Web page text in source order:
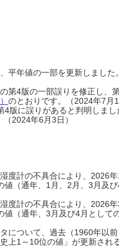
平年値の一部を更新しました
第4版の一部誤りを修正し
のとおりです。（2024年7月
版に誤りがあると判明しま
2024年6月3日）
度計の不具合により、2026
（通年、1月、2月、3月及
度計の不具合により、2026
（通年、3月及び4月とし
について、過去（1960年以
上1～10位の値」が更新され